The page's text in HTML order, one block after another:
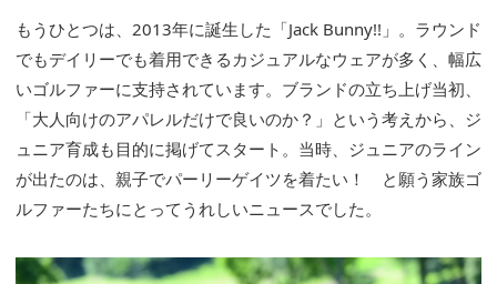
もうひとつは、2013年に誕生した「Jack Bunny!!」。ラウンド
でもデイリーでも着用できるカジュアルなウェアが多く、幅広
いゴルファーに支持されています。ブランドの立ち上げ当初、
「大人向けのアパレルだけで良いのか？」という考えから、ジ
ュニア育成も目的に掲げてスタート。当時、ジュニアのライン
が出たのは、親子でパーリーゲイツを着たい！ と願う家族ゴ
ルファーたちにとってうれしいニュースでした。